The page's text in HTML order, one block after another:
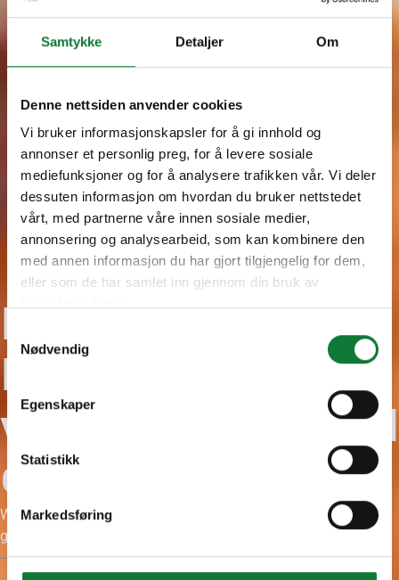
Samtykke Detaljer Om
Denne nettsiden anvender cookies
Vi bruker informasjonskapsler for å gi innhold og
annonser et personlig preg, for å levere sosiale
mediefunksjoner og for å analysere trafikken vår. Vi deler
dessuten informasjon om hvordan du bruker nettstedet
vårt, med partnerne våre innen sosiale medier,
annonsering og analysearbeid, som kan kombinere den
med annen informasjon du har gjort tilgjengelig for dem,
eller som de har samlet inn gjennom din bruk av
Nødvendig
Egenskaper
Statistikk
Markedsføring
Premium -
Maatschappelijke
verantwoordelijkhed
en
We kijken verder dan ons bedrijf en kijken naar het grotere
geheel.